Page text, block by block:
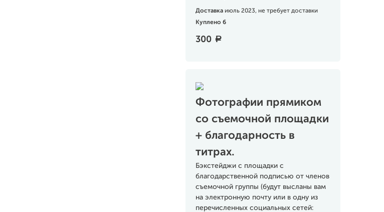
Доставка июль 2023, не требует доставки
Куплено 6
300 a
Фотографии прямиком
со съемочной площадки
+ благодарность в
титрах.
Бэкстейджи с площадки с
благодарственной подписью от членов
съемочной группы (будут высланы вам
на электронную почту или в одну из
перечисленных социальных сетей: